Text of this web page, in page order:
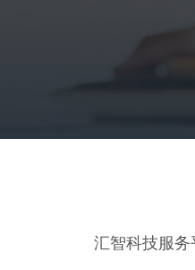
汇智科技服